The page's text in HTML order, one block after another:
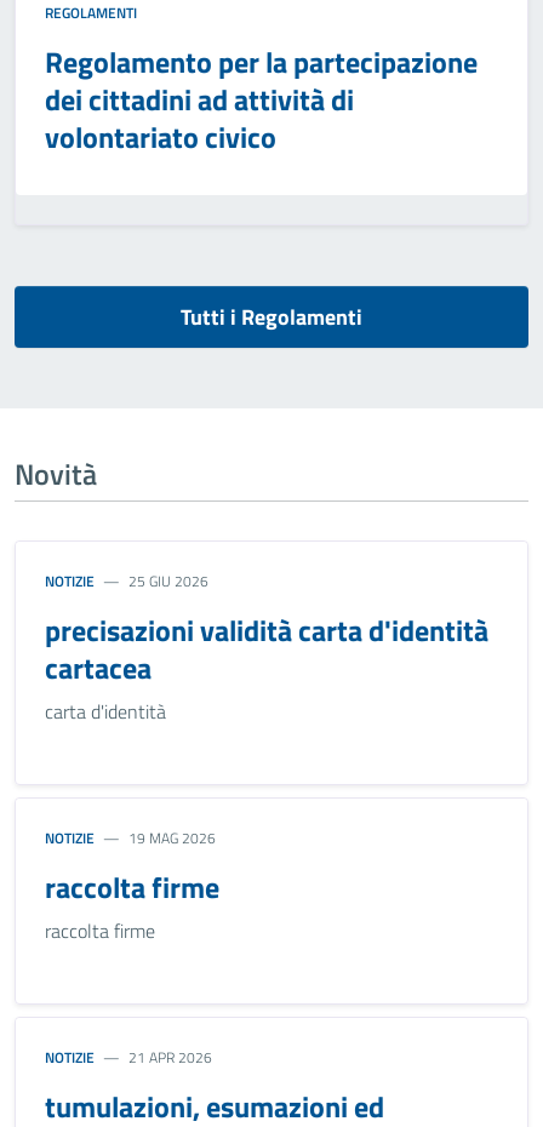
REGOLAMENTI
Regolamento per la partecipazione
dei cittadini ad attività di
volontariato civico
Tutti i Regolamenti
Novità
NOTIZIE 25 GIU 2026
precisazioni validità carta d'identità
cartacea
carta d'identità
NOTIZIE 19 MAG 2026
raccolta firme
raccolta firme
NOTIZIE 21 APR 2026
tumulazioni, esumazioni ed